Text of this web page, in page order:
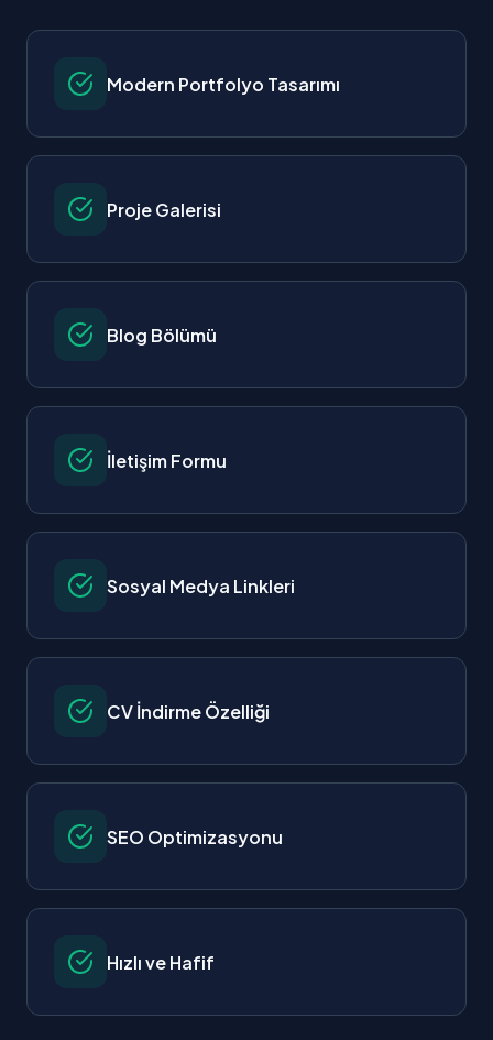
Modern Portfolyo Tasarımı
Proje Galerisi
Blog Bölümü
İletişim Formu
Sosyal Medya Linkleri
CV İndirme Özelliği
SEO Optimizasyonu
Hızlı ve Hafif